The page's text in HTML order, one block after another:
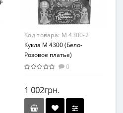
Код товара: M 4300-2
Кукла M 4300 (Бело-
Розовое платье)
0
1 002грн.